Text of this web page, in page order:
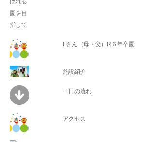
Fさん（母・父）R６年卒園
施設紹介
一日の流れ
アクセス